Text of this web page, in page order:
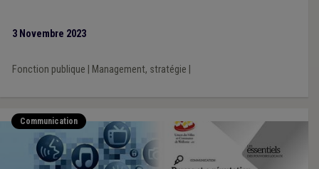
3 Novembre 2023
Fonction publique Management, stratégie
Communication